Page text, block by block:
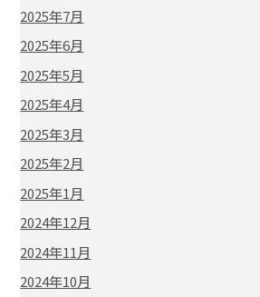
2025年7月
2025年6月
2025年5月
2025年4月
2025年3月
2025年2月
2025年1月
2024年12月
2024年11月
2024年10月